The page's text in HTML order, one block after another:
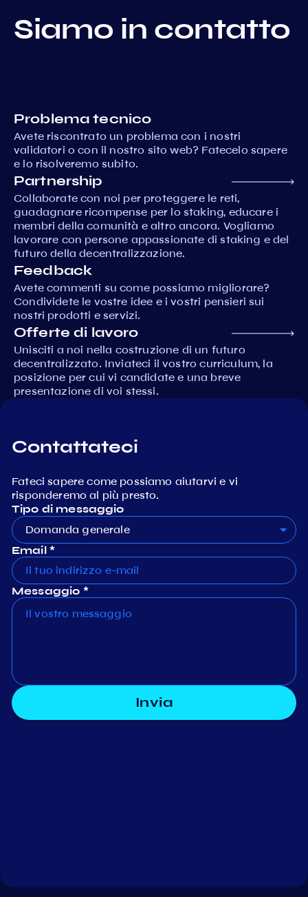
Siamo in contatto
Problema tecnico
Avete riscontrato un problema con i nostri
validatori o con il nostro sito web? Fatecelo sapere
e lo risolveremo subito.
Partnership
Collaborate con noi per proteggere le reti,
guadagnare ricompense per lo staking, educare i
membri della comunità e altro ancora. Vogliamo
lavorare con persone appassionate di staking e del
futuro della decentralizzazione.
Feedback
Avete commenti su come possiamo migliorare?
Condividete le vostre idee e i vostri pensieri sui
nostri prodotti e servizi.
Offerte di lavoro
Unisciti a noi nella costruzione di un futuro
decentralizzato. Inviateci il vostro curriculum, la
posizione per cui vi candidate e una breve
presentazione di voi stessi.
Contattateci
Fateci sapere come possiamo aiutarvi e vi
risponderemo al più presto.
Tipo di messaggio
Domanda generale
Email *
Messaggio *
Invia